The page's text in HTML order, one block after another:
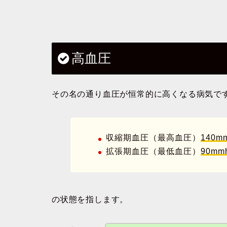
高血圧
その名の通り血圧が恒常的に高くなる病気で
収縮期血圧（最高血圧）
拡張期血圧（最低血圧）
の状態を指します。